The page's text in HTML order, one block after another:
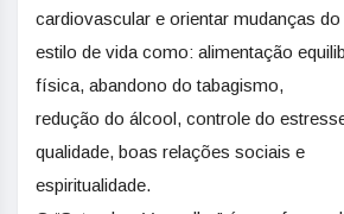
cardiovascular e orientar mudanças do
estilo de vida como: alimentação
física, abandono do tabagismo,
redução do álcool, controle do
qualidade, boas relações sociais e
espiritualidade.